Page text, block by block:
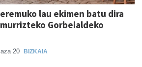
lau ekimen batu dira
Gorbeialdeko
20 BIZKAIA